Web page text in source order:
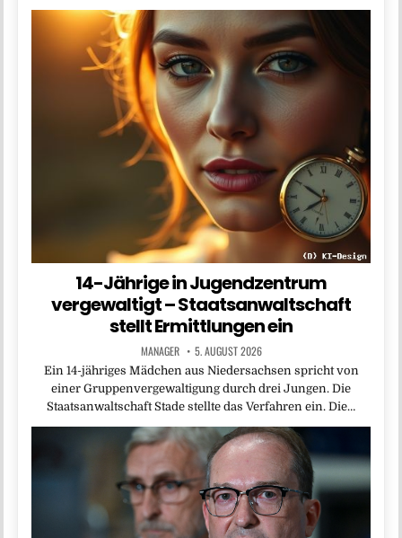
14-Jährige in Jugendzentrum
vergewaltigt – Staatsanwaltschaft
stellt Ermittlungen ein
MANAGER 5. AUGUST 2026
Ein 14-jähriges Mädchen aus Niedersachsen spricht von
einer Gruppenvergewaltigung durch drei Jungen. Die
Staatsanwaltschaft Stade stellte das Verfahren ein. Die…